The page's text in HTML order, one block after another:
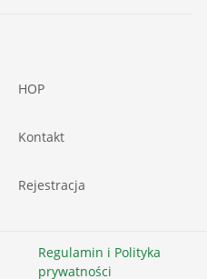
HOP
Kontakt
Rejestracja
Regulamin i Polityka
prywatności